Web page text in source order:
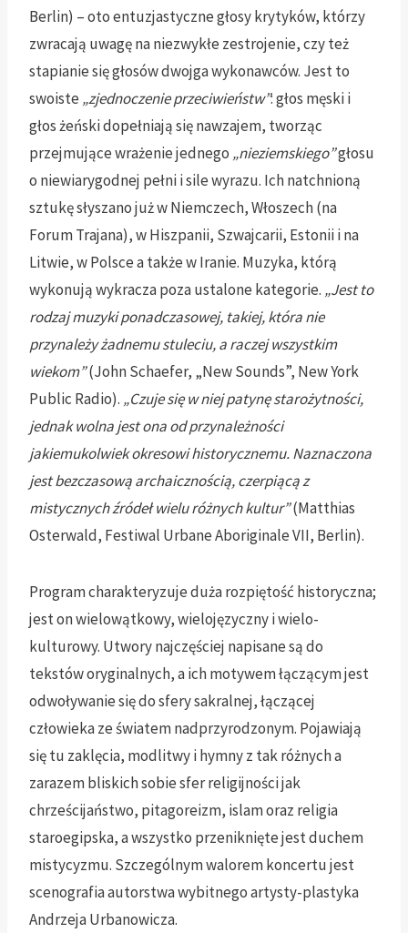
Berlin) – oto entuzjastyczne głosy krytyków, którzy
zwracają uwagę na niezwykłe zestrojenie, czy też
stapianie się głosów dwojga wykonawców. Jest to
swoiste „zjednoczenie przeciwieństw”: głos męski i
głos żeński dopełniają się nawzajem, tworząc
przejmujące wrażenie jednego „nieziemskiego”głosu
o niewiarygodnej pełni i sile wyrazu. Ich natchnioną
sztukę słyszano już w Niemczech, Włoszech (na
Forum Trajana), w Hiszpanii, Szwajcarii, Estonii i na
Litwie, w Polsce a także w Iranie. Muzyka, którą
wykonują wykracza poza ustalone kategorie. „Jest to
rodzaj muzyki ponadczasowej, takiej, która nie
przynależy żadnemu stuleciu, a raczej wszystkim
wiekom”(John Schaefer, „New Sounds”, New York
Public Radio). „Czuje się w niej patynę starożytności,
jednak wolna jest ona od przynależności
jakiemukolwiek okresowi historycznemu. Naznaczona
jest bezczasową archaicznością, czerpiącą z
mistycznych źródeł wielu różnych kultur”(Matthias
Osterwald, Festiwal Urbane Aboriginale VII, Berlin).
Program charakteryzuje duża rozpiętość historyczna;
jest on wielowątkowy, wielojęzyczny i wielo-
kulturowy. Utwory najczęściej napisane są do
tekstów oryginalnych, a ich motywem łączącym jest
odwoływanie się do sfery sakralnej, łączącej
człowieka ze światem nadprzyrodzonym. Pojawiają
się tu zaklęcia, modlitwy i hymny z tak różnych a
zarazem bliskich sobie sfer religijności jak
chrześcijaństwo, pitagoreizm, islam oraz religia
staroegipska, a wszystko przeniknięte jest duchem
mistycyzmu. Szczególnym walorem koncertu jest
scenografia autorstwa wybitnego artysty-plastyka
Andrzeja Urbanowicza.